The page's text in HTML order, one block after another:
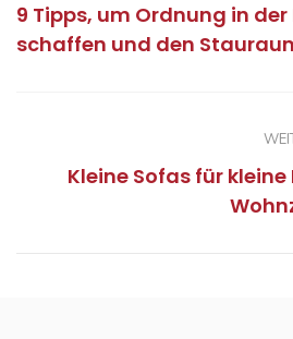
9 Tipps, um Ordnung in der
schaffen und den
Kleine Sofas für